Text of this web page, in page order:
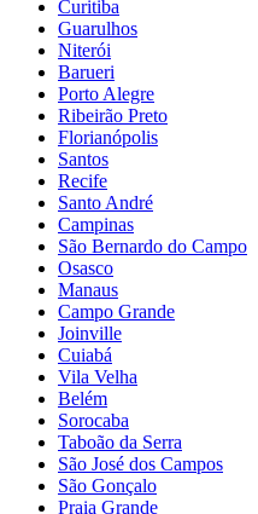
Curitiba
Guarulhos
Niterói
Barueri
Porto Alegre
Ribeirão Preto
Florianópolis
Santos
Recife
Santo André
Campinas
São Bernardo do Campo
Osasco
Manaus
Campo Grande
Joinville
Cuiabá
Vila Velha
Belém
Sorocaba
Taboão da Serra
São José dos Campos
São Gonçalo
Praia Grande